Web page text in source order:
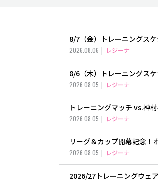
8/7（金）トレーニングス
2026.08.06 レジーナ
8/6（木）トレーニングス
2026.08.05 レジーナ
トレーニングマッチ vs.神
2026.08.05 レジーナ
リーグ＆カップ開幕記念！
2026.08.05 レジーナ
2026/27トレーニングウェ